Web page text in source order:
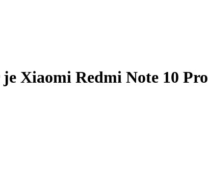
Xiaomi Redmi Note 10 Pro